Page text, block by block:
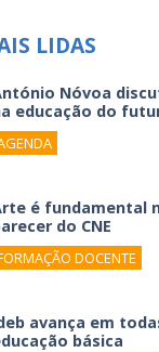
LIDAS
Nóvoa
educação do
é fundamental
do CNE
DOCENTE
avança em
básica